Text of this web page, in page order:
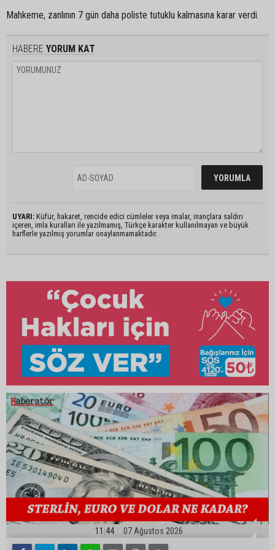
Mahkeme, zanlının 7 gün daha poliste tutuklu kalmasına karar verdi.
HABERE YORUM KAT
UYARI: Küfür, hakaret, rencide edici cümleler veya imalar, inançlara saldırı
içeren, imla kuralları ile yazılmamış, Türkçe karakter kullanılmayan ve büyük
harflerle yazılmış yorumlar onaylanmamaktadır.
11:44 07 Ağustos 2026